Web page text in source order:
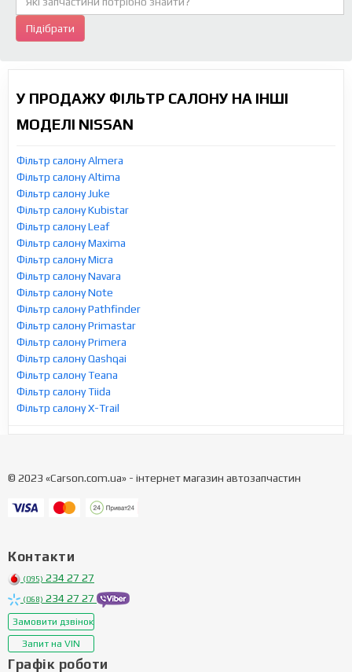
Підібрати
У ПРОДАЖУ ФІЛЬТР САЛОНУ НА ІНШІ
МОДЕЛІ NISSAN
Фільтр салону Almera
Фільтр салону Altima
Фільтр салону Juke
Фільтр салону Kubistar
Фільтр салону Leaf
Фільтр салону Maxima
Фільтр салону Micra
Фільтр салону Navara
Фільтр салону Note
Фільтр салону Pathfinder
Фільтр салону Primastar
Фільтр салону Primera
Фільтр салону Qashqai
Фільтр салону Teana
Фільтр салону Tiida
Фільтр салону X-Trail
© 2023 «Carson.com.ua» - інтернет магазин автозапчастин
Контакти
(095) 234 27 27
(068) 234 27 27
Замовити дзвінок
Запит на VIN
Графік роботи